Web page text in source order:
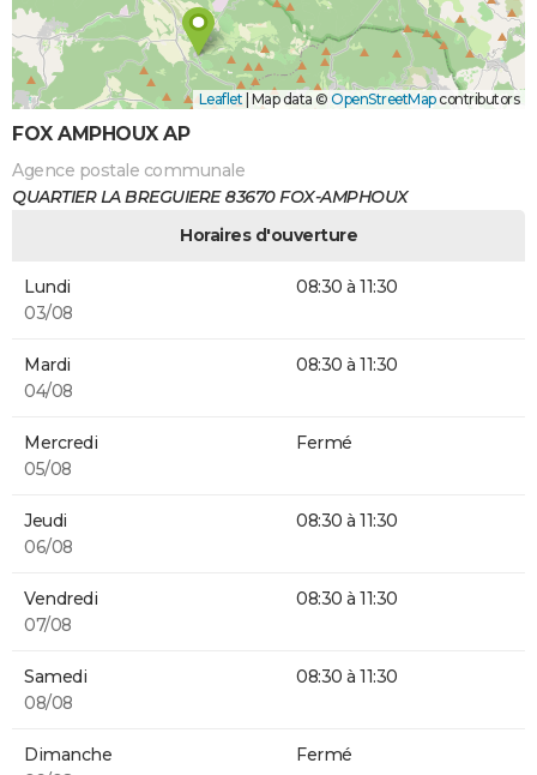
Leaflet Map data © OpenStreetMapcontributors
FOX AMPHOUX AP
Agence postale communale
QUARTIER LA BREGUIERE 83670 FOX-AMPHOUX
Horaires d'ouverture
Lundi
03/08
08:30 à 11:30
Mardi
04/08
08:30 à 11:30
Mercredi
05/08
Fermé
Jeudi
06/08
08:30 à 11:30
Vendredi
07/08
08:30 à 11:30
Samedi
08/08
08:30 à 11:30
Dimanche
Fermé